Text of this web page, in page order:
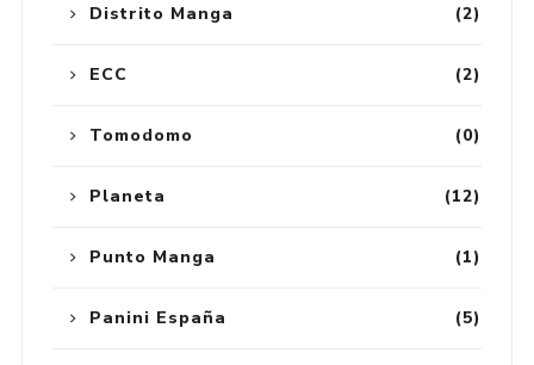
(2)
Distrito Manga
(2)
ECC
(0)
Tomodomo
(12)
Planeta
(1)
Punto Manga
(5)
Panini España